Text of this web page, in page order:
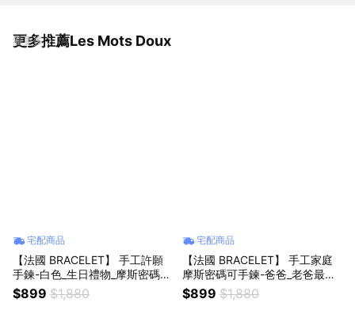
更多推薦Les Mots Doux
看更多
宅配商品
【法國 BRACELET】 手工許願
手鍊-白色_生日禮物_摩斯密碼_
手工飾品_願望悄悄實現_牡羊座
生日快樂
$899 $1,880
宅配商品
【法國 BRACELET】 手工家庭
摩斯密碼可手鍊-爸爸_老爸最
帥、最可靠_生日禮物_摩斯密碼_
牡羊座生日快樂
$899 $1,880